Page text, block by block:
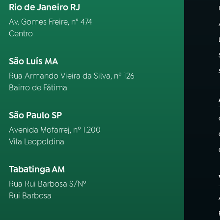
Rio de Janeiro RJ
Av. Gomes Freire, n° 474
Centro
São Luís MA
Rua Armando Vieira da Silva, nº 126
Bairro de Fátima
São Paulo SP
Avenida Mofarrej, nº 1.200
Vila Leopoldina
Tabatinga AM
Rua Rui Barbosa S/Nº
Rui Barbosa